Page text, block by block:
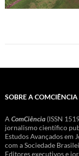
SOBRE A COMCIÊNCIA
A ComCiência (ISSN
jornalismo científico
Estudos Avançados em
com a Sociedade
Editores executivos e